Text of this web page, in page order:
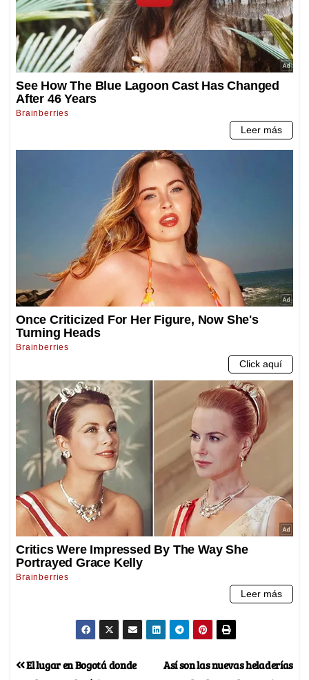
Así son las nuevas heladerías
El lugar en Bogotá donde